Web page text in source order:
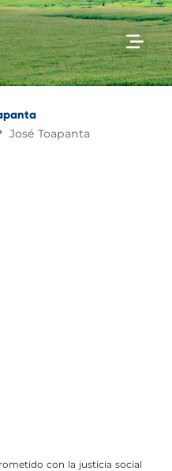
José Toapanta
con la justicia social